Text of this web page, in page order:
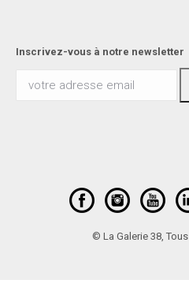
Inscrivez-vous à notre newsletter
© La Galerie 38,